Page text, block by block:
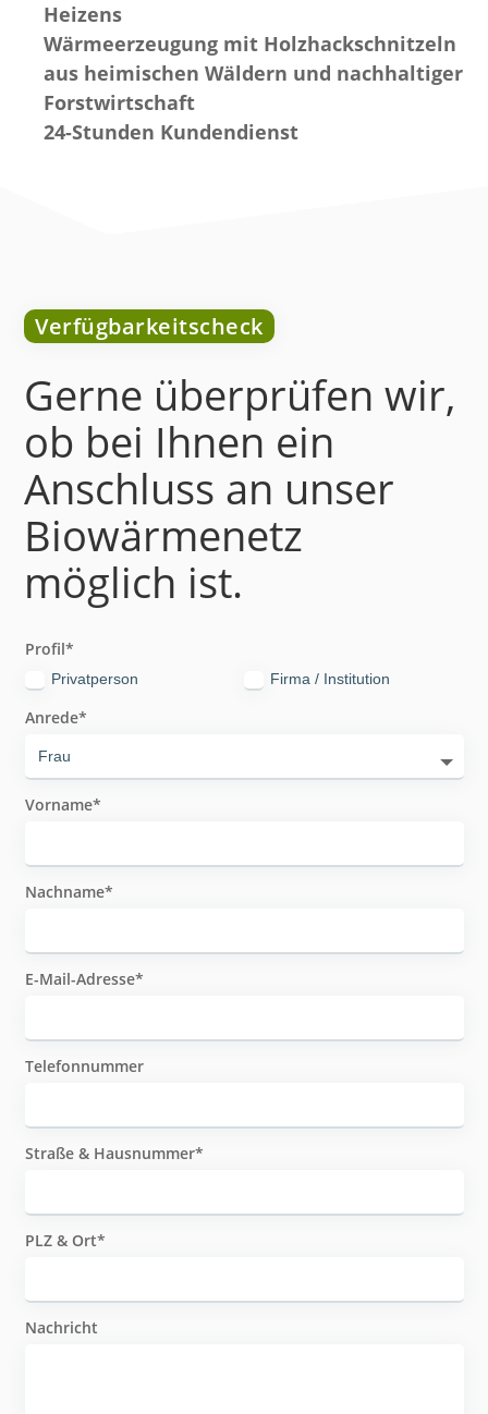
Heizens
Wärmeerzeugung mit Holzhackschnitzeln
aus heimischen Wäldern und nachhaltiger
Forstwirtschaft
24-Stunden Kundendienst
Verfügbarkeitscheck
Gerne überprüfen wir,
ob bei Ihnen ein
Anschluss an unser
Biowärmenetz
möglich ist.
Profil
Privatperson Firma / Institution
Anrede
Vorname
Nachname
E-Mail-Adresse
Telefonnummer
Straße & Hausnummer
PLZ & Ort
Nachricht